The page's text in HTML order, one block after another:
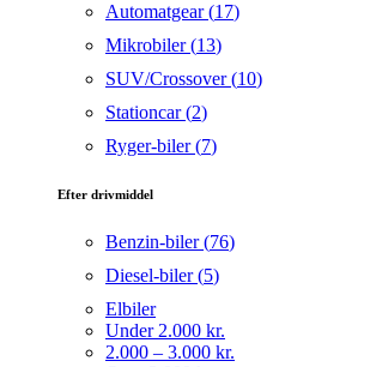
Automatgear (17)
Mikrobiler (13)
SUV/Crossover (10)
Stationcar (2)
Ryger-biler (7)
Efter drivmiddel
Benzin-biler (76)
Diesel-biler (5)
Elbiler
Under 2.000 kr.
2.000 – 3.000 kr.